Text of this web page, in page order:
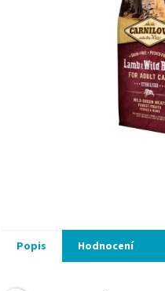
Popis Hodnocení